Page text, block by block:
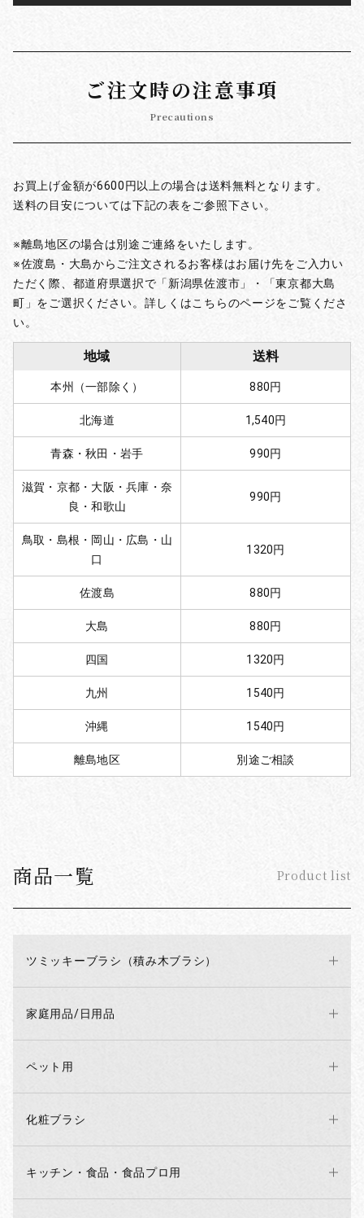
商品一覧 Product list
ツミッキーブラシ（積み木ブラシ）
家庭用品/日用品
ペット用
化粧ブラシ
キッチン・食品・食品プロ用
ご注文時の注意事項
Precautions
お買上げ金額が6600円以上の場合は送料無料となります。
送料の目安については下記の表をご参照下さい。
※離島地区の場合は別途ご連絡をいたします。
※佐渡島・大島からご注文されるお客様はお届け先をご入力い
ただく際、都道府県選択で「新潟県佐渡市」・「東京都大島
町」をご選択ください。詳しくはこちらのページをご覧くださ
い。
地域 送料
本州（一部除く） 880円
北海道 1,540円
青森・秋田・岩手 990円
滋賀・京都・大阪・兵庫・奈
良・和歌山
990円
鳥取・島根・岡山・広島・山
口
1320円
佐渡島 880円
大島 880円
四国 1320円
九州 1540円
沖縄 1540円
離島地区 別途ご相談